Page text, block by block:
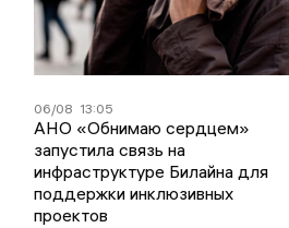
06/08 13:05
АНО «Обнимаю сердцем»
запустила связь на
инфраструктуре Билайна для
поддержки инклюзивных
проектов